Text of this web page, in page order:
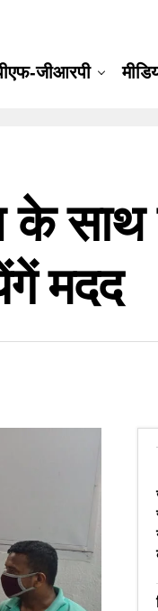
जीआरपी
के साथ
मदद